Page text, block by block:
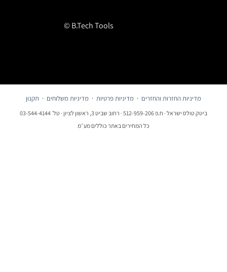
© B.Tech Tools
מדיניות החזרות והחזרים ·מדיניות פרטיות·מדיניות משלוחים·תקנון
ביטק טולס ישראל · ח.פ 512-959-206 · רחוב שביט 3, ראשון לציון · טל׳ 03-544-4144
כל המחירים באתר כוללים מע״מ